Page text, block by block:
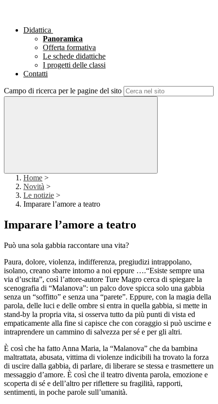
Didattica
Panoramica
Offerta formativa
Le schede didattiche
I progetti delle classi
Contatti
Campo di ricerca per le pagine del sito
Home >
Novità >
Le notizie >
Imparare l’amore a teatro
Imparare l’amore a teatro
Può una sola gabbia raccontare una vita?
Paura, dolore, violenza, indifferenza, pregiudizi intrappolano,
isolano, creano sbarre intorno a noi eppure ….“Esiste sempre una
via d’uscita”, così l’attore-autore Ture Magro cerca di spiegare la
scenografia di “Malanova”: un palco dove spicca solo una gabbia
senza un “soffitto” e senza una “parete”. Eppure, con la magia della
parola, delle luci e delle ombre si entra in quella gabbia, si mette in
stand-by la propria vita, si osserva tutto da più punti di vista ed
empaticamente alla fine si capisce che con coraggio si può uscirne e
intraprendere un cammino di salvezza per sé e per gli altri.
È così che ha fatto Anna Maria, la “Malanova” che da bambina
maltrattata, abusata, vittima di violenze indicibili ha trovato la forza
di uscire dalla gabbia, di parlare, di liberare se stessa e trasmettere un
messaggio d’amore. È così che il teatro diventa parola, emozione e
scoperta di sé e dell’altro per riflettere su fragilità, rapporti,
sentimenti, in poche parole sull’umanità.